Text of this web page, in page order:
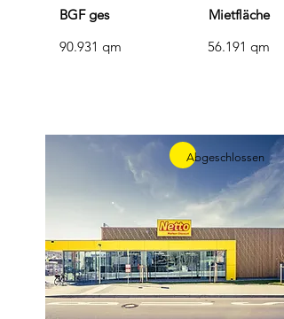
BGF ges
90.931 qm
Mietfläche
56.191 qm
Abgeschlossen